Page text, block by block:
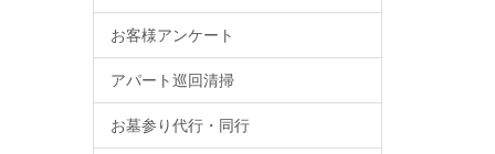
お客様アンケート
アパート巡回清掃
お墓参り代行・同行